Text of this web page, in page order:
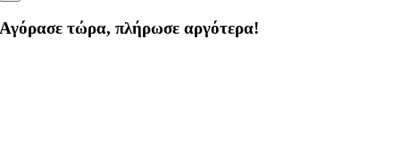
Αγόρασε τώρα, πλήρωσε αργότερα!